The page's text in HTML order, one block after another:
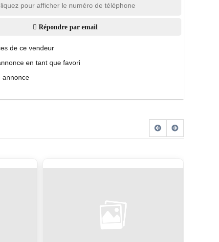
pour afficher le numéro de téléphone
Répondre par email
de ce vendeur
en tant que favori
annonce